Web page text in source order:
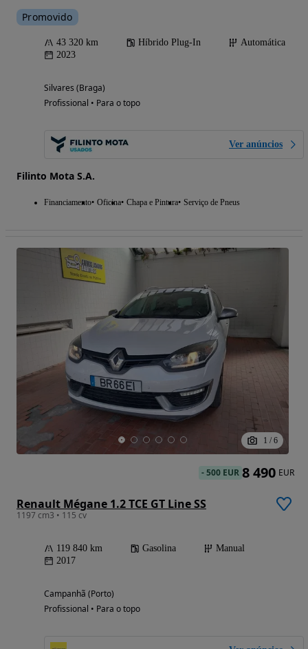
Promovido
43 320 km Híbrido Plug-In
Automática
2023
Silvares (Braga)
Profissional • Para o topo
Ver anúncios
Filinto Mota S.A.
Financiamento Oficina Chapa e Pintura Serviço de Pneus
1 / 6
Renault Mégane 1.2 TCE GT Line SS
1197 cm3 • 115 cv
119 840 km Gasolina
Manual
2017
Campanhã (Porto)
Profissional • Para o topo
-500 EUR 8 490 EUR